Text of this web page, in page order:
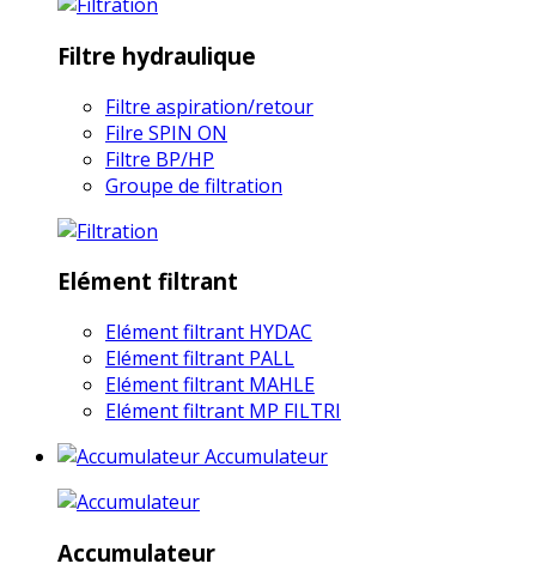
Filtre hydraulique
Filtre aspiration/retour
Filre SPIN ON
Filtre BP/HP
Groupe de filtration
Elément filtrant
Elément filtrant HYDAC
Elément filtrant PALL
Elément filtrant MAHLE
Elément filtrant MP FILTRI
Accumulateur
Accumulateur